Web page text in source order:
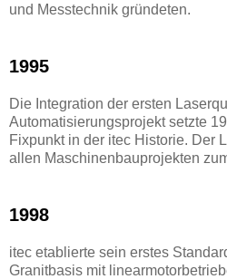
und Messtechnik gründeten.
1995
Die Integration der ersten
Automatisierungsprojekt setzte
Fixpunkt in der itec Historie. Der
allen Maschinenbauprojekten
1998
itec etablierte sein erstes
Granitbasis mit